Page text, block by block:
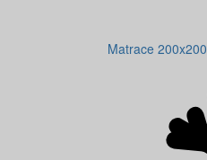
Matrace 200x200